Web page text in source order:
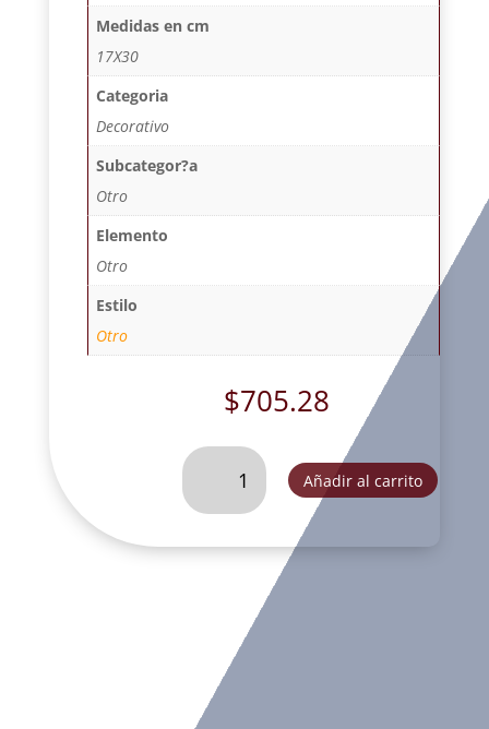
Medidas en cm
17X30
Categoria
Decorativo
Subcategor?a
Otro
Elemento
Otro
Estilo
Otro
$705.28
CABALLO
RELINCHON
CON
ORO
cantidad
Añadir al carrito